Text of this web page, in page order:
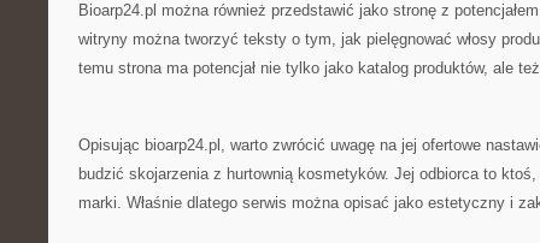
Bioarp24.pl można również przedstawić jako stronę z
witryny można tworzyć teksty o tym, jak pielęgnować włosy
temu strona ma potencjał nie tylko jako katalog produktów, ale
Opisując bioarp24.pl, warto zwrócić uwagę na jej ofertowe
budzić skojarzenia z hurtownią kosmetyków. Jej odbiorca to
marki. Właśnie dlatego serwis można opisać jako estetyczny i